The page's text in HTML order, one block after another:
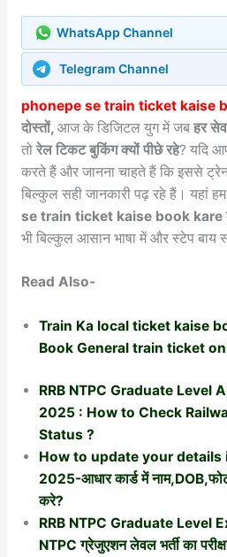
WhatsApp Channel
Telegram Channel
phonepe se train ticket kaise
दोस्तों, आज के डिजिटल युग में जबहर
तो रेल टिकट बुकिंग क्यों पीछे रहे? यदि
करते हैं और जानना चाहते हैं कि इससे
बिल्कुल सही जानकारी पढ़ रहे हैं। यहां
se train ticket kaise book kare
भी बिल्कुल आसान भाषा में और स्टेप बाय
Read Also-
Train Ka local ticket kaise
Book General train ticket
RRB NTPC Graduate Level
2025 : How to Check
Status ?
How to update your details
2025-आधार कार्ड में
करे?
RRB NTPC Graduate Level
NTPC ग्रेजुएशन लेवल भर्ती का